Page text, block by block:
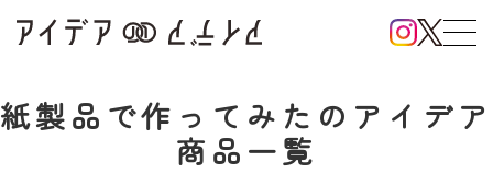
紙製品で作ってみた のアイデア
商品一覧